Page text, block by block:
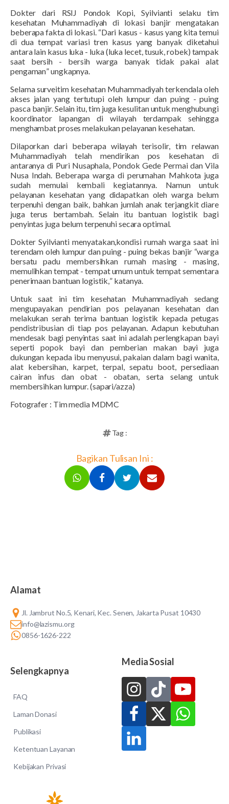
Dokter dari RSIJ Pondok Kopi,Syilvianti selaku tim
kesehatan Muhammadiyah di lokasi banjir mengatakan
beberapa fakta di lokasi. “Dari kasus - kasus yang kita temui
di duatempat variasi tren kasus yang banyak diketahui
antara lain kasus luka - luka (luka lecet, tusuk, robek) tampak
saat bersih - bersih warga banyak tidak pakaialat
pengaman” ungkapnya.
Selama surveitim kesehatan Muhammadiyah terkendala oleh
akses jalan yang tertutupi oleh lumpur dan puing - puing
pasca banjir. Selain itu,tim juga kesulitan untuk menghubungi
koordinator lapangan di wilayah terdampak sehingga
menghambat proses melakukan pelayanan kesehatan.
Dilaporkan dari beberapa wilayah terisolir, tim relawan
Muhammadiyahtelah mendirikan pos kesehatan di
antaranya di Puri Nusaphala, Pondok Gede Permai dan Vila
Nusa Indah. Beberapa warga di perumahan Mahkota juga
sudah memulai kembali kegiatannya. Namun untuk
pelayanan kesehatan yang didapatkan oleh warga belum
terpenuhi dengan baik, bahkan jumlah anak terjangkit diare
juga terus bertambah. Selain itu bantuan logistik bagi
penyintas juga belum terpenuhi secara optimal.
DokterSyilvianti menyatakan,kondisi rumah warga saat ini
terendam oleh lumpur dan puing - puing bekas banjir “warga
bersatu padu membersihkan rumah masing - masing,
memulihkan tempat - tempat umum untuk tempat sementara
penerimaan bantuan logistik,” katanya.
Untuk saat ini tim kesehatan Muhammadiyah sedang
mengupayakan pendirian pos pelayanan kesehatan dan
melakukan serah terima bantuan logistik kepada petugas
pendistribusian di tiap pos pelayanan. Adapun kebutuhan
mendesak bagi penyintas saat ini adalah perlengkapan bayi
seperti popok bayi dan pemberian makan bayi juga
dukungan kepada ibu menyusui, pakaian dalam bagi wanita,
alat kebersihan, karpet, terpal, sepatu boot, persediaan
cairan infus dan obat - obatan, serta selang untuk
membersihkan lumpur.(sapari/azza)
Fotografer : Tim media MDMC
Tag :
Bagikan Tulisan Ini :
Alamat
Jl. Jambrut No.5, Kenari, Kec. Senen, Jakarta Pusat 10430
info@lazismu.org
0856-1626-222
Selengkapnya
FAQ
Laman Donasi
Publikasi
Ketentuan Layanan
Kebijakan Privasi
Media Sosial